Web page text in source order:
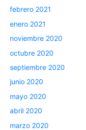
febrero 2021
enero 2021
noviembre 2020
octubre 2020
septiembre 2020
junio 2020
mayo 2020
abril 2020
marzo 2020